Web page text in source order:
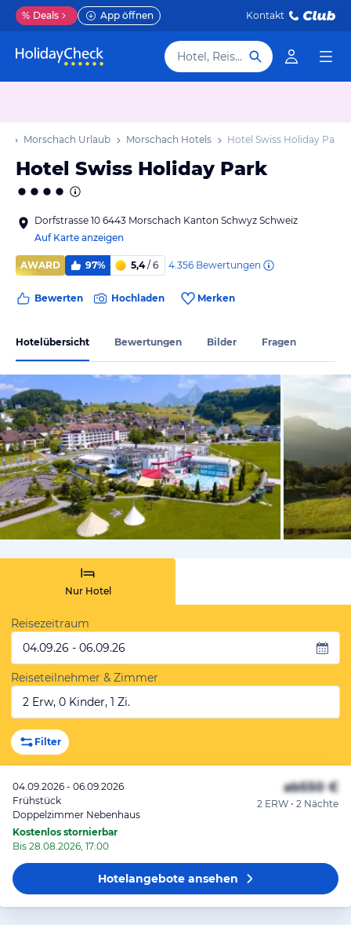
% Deals App öffnen Kontakt
Hotel, Reiseziel
Morschach Urlaub Morschach Hotels Hotel Swiss Holiday Park
Hotel Swiss Holiday Park
Dorfstrasse 10 6443 Morschach Kanton Schwyz Schweiz
Auf Karte anzeigen
AWARD 97% 5,4/ 6 4.356 Bewertungen
Bewerten Hochladen Merken
Hotelübersicht Bewertungen Bilder Fragen
vom
Nur Hotel
Reisezeitraum
04.09.26 - 06.09.26
Reiseteilnehmer & Zimmer
2 Erw, 0 Kinder, 1 Zi.
Filter
04.09.2026 - 06.09.2026
Frühstück
Doppelzimmer Nebenhaus
Kostenlos stornierbar
Bis 28.08.2026, 17:00
ab550 €
2 ERW • 2 Nächte
Hotelangeboteansehen